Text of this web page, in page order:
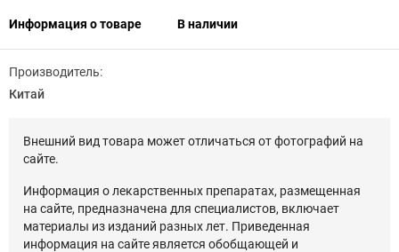
Информация о товаре В наличии
Производитель:
Китай
Внешний вид товара может отличаться от фотографий на
сайте.
Информация о лекарственных препаратах, размещенная
на сайте, предназначена для специалистов, включает
материалы из изданий разных лет. Приведенная
информация на сайте является обобщающей и